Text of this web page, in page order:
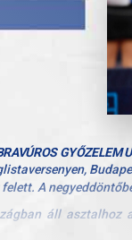
GYŐZELEM
A
áll